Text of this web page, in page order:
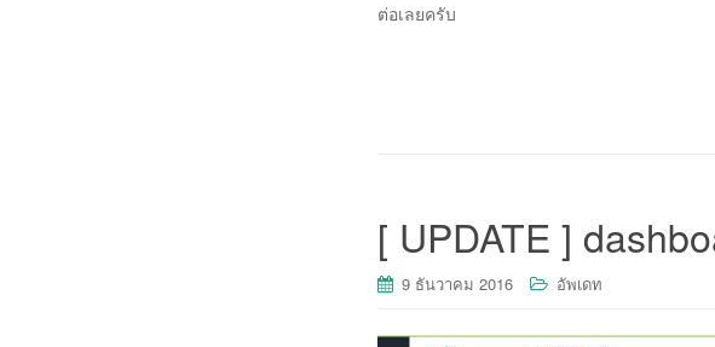
ต่อเลยครับ
[ UPDATE ]
9 ธันวาคม 2016 อัพเดท